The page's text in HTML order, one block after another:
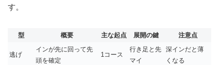
す。
型 概要 主な起点 展開の鍵 注意点
逃げ
インが先に回って先
頭を確定
1コース
行き足と先
マイ
深インだと薄
くなる